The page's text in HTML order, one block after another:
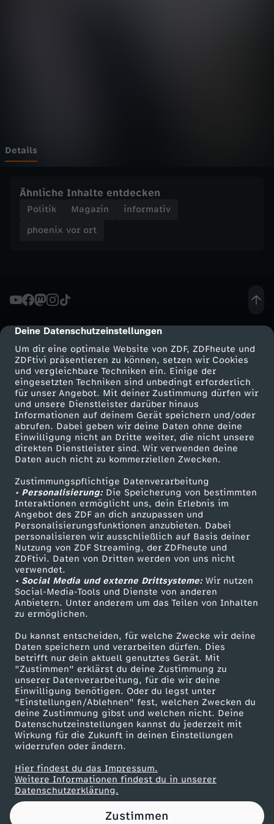
cmp-dialog-description
Deine Datenschutzeinstellungen
Um dir eine optimale Website von ZDF, ZDFheute und
ZDFtivi präsentieren zu können, setzen wir Cookies
und vergleichbare Techniken ein. Einige der
eingesetzten Techniken sind unbedingt erforderlich
für unser Angebot. Mit deiner Zustimmung dürfen wir
und unsere Dienstleister darüber hinaus
Informationen auf deinem Gerät speichern und/oder
abrufen. Dabei geben wir deine Daten ohne deine
Einwilligung nicht an Dritte weiter, die nicht unsere
direkten Dienstleister sind. Wir verwenden deine
Daten auch nicht zu kommerziellen Zwecken.
Zustimmungspflichtige Datenverarbeitung
• Personalisierung:Die Speicherung von bestimmten
Interaktionen ermöglicht uns, dein Erlebnis im
Angebot des ZDF an dich anzupassen und
Personalisierungsfunktionen anzubieten. Dabei
personalisieren wir ausschließlich auf Basis deiner
Nutzung von ZDF Streaming, der ZDFheute und
ZDFtivi. Daten von Dritten werden von uns nicht
verwendet.
• Social Media und externe Drittsysteme:Wir nutzen
Social-Media-Tools und Dienste von anderen
Anbietern. Unter anderem um das Teilen von Inhalten
zu ermöglichen.
Du kannst entscheiden, für welche Zwecke wir deine
Daten speichern und verarbeiten dürfen. Dies
betrifft nur dein aktuell genutztes Gerät. Mit
"Zustimmen" erklärst du deine Zustimmung zu
unserer Datenverarbeitung, für die wir deine
Einwilligung benötigen. Oder du legst unter
"Einstellungen/Ablehnen" fest, welchen Zwecken du
deine Zustimmung gibst und welchen nicht. Deine
Datenschutzeinstellungen kannst du jederzeit mit
Wirkung für die Zukunft in deinen Einstellungen
widerrufen oder ändern.
Hier findest du das Impressum.
Weitere Informationen findest du in unserer
Datenschutzerklärung.
Zustimmen
t
P
t
e
i
t
a
g
D
i
e
L
i
n
k
e
:
A
b
s
Details
Ähnliche Inhalte entdecken
Politik Magazin
informativ
phoenix vor ort
Mehr ZDF
ZDF-Apps
Smart TV
ZDFtext
Livestreams
Sendungen A-Z
TV-Programm
Service
ZDFmitreden
Kontakt zum ZDF
Tickets
Zuschauerservice
Hilfe
ZDF Unternehmen
Karriere
ZDF goes Schule
Werbefernsehen
Mainzelmännchen
Partner